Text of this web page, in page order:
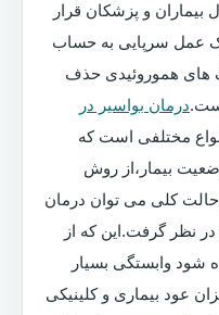
و پزشکان قرار
عمل سرپایی به حساب
هموروئیدی حذف
درمان بواسیر در
مختلفی است که
بیمار،از روش
کلی می توان درمان
در نظر گرفت.این که از
شود وابستگی بسیار
عود بیماری و کلینیکی